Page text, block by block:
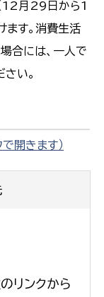
12月29日から1
ます。消費生活
合には、一人で
い。
で開きます）
リンクから